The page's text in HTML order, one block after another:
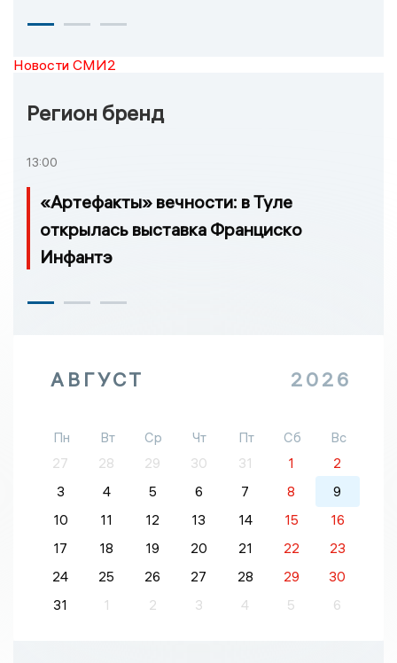
Новости СМИ2
Регион бренд
13:00
«Артефакты» вечности: в Туле
открылась выставка Франциско
Инфантэ
АВГУСТ 2026
Пн Вт Ср Чт Пт Сб
Вс
27
28 29 30 31 1
2
3
4 5 6 7 8
9
10
11 12 13 14 15
16
17
18 19 20 21 22
23
24
25 26 27 28 29
30
31
1 2 3 4 5 6